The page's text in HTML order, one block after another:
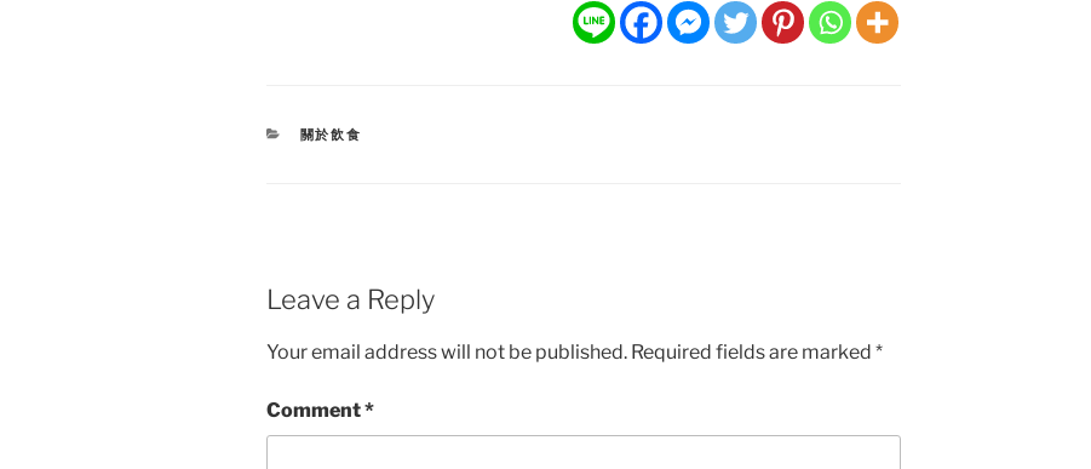
CATEGORIES
關於飲食
Leave a Reply
Your email address will not be published. Required fields are marked *
Comment*